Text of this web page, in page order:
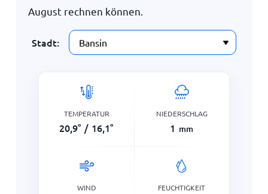
Augustrechnen können.
Stadt:
TEMPERATUR
20,9° / 16,1°
NIEDERSCHLAG
1 mm
WIND FEUCHTIGKEIT